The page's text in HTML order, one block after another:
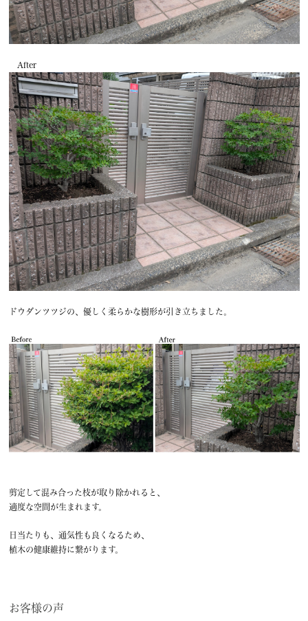
After
ドウダンツツジの、優しく柔らかな樹形が引き立ちました。
剪定して混み合った枝が取り除かれると、
適度な空間が生まれます。
日当たりも、通気性も良くなるため、
植木の健康維持に繋がります。
お客様の声